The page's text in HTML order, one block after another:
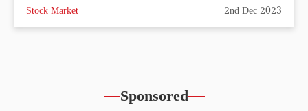
Stock Market 2nd Dec 2023
Sponsored